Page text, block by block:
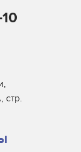
стр.